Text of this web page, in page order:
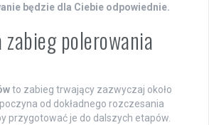
będzie dla Ciebie odpowiednie.
zabieg polerowania
to zabieg trwający zazwyczaj około
od dokładnego rozczesania
przygotować je do dalszych etapów.